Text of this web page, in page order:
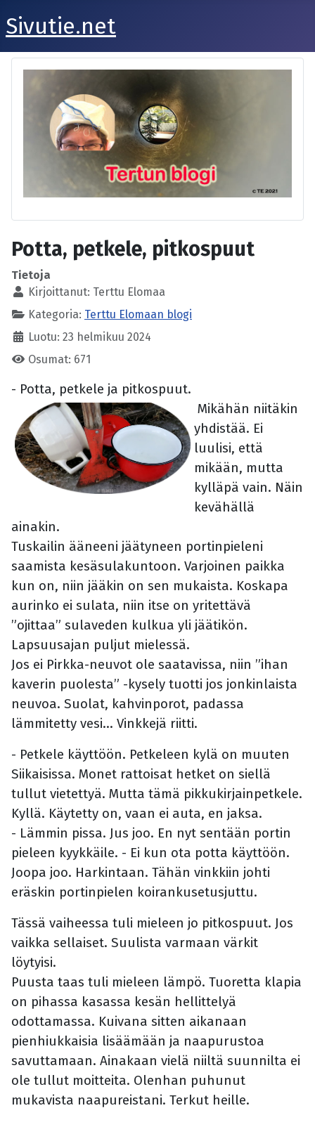
Sivutie.net
Potta, petkele, pitkospuut
Tietoja
Kirjoittanut: Terttu Elomaa
Kategoria: Terttu Elomaan blogi
Luotu: 23 helmikuu 2024
Osumat: 671
- Potta, petkele ja pitkospuut.
Mikähän niitäkin
yhdistää. Ei
luulisi, että
mikään, mutta
kylläpä vain. Näin
kevähällä
ainakin.
Tuskailin ääneeni jäätyneen portinpieleni
saamista kesäsulakuntoon. Varjoinen paikka
kun on, niin jääkin on sen mukaista. Koskapa
aurinko ei sulata, niin itse on yritettävä
”ojittaa” sulaveden kulkua yli jäätikön.
Lapsuusajan puljut mielessä.
Jos ei Pirkka-neuvot ole saatavissa, niin ”ihan
kaverin puolesta” -kysely tuotti jos jonkinlaista
neuvoa. Suolat, kahvinporot, padassa
lämmitetty vesi... Vinkkejä riitti.
- Petkele käyttöön. Petkeleen kylä on muuten
Siikaisissa. Monet rattoisat hetket on siellä
tullut vietettyä. Mutta tämä pikkukirjainpetkele.
Kyllä. Käytetty on, vaan ei auta, en jaksa.
- Lämmin pissa. Jus joo. En nyt sentään portin
pieleen kyykkäile. - Ei kun ota potta käyttöön.
Joopa joo. Harkintaan. Tähän vinkkiin johti
eräskin portinpielen koirankusetusjuttu.
Tässä vaiheessa tuli mieleen jo pitkospuut. Jos
vaikka sellaiset. Suulista varmaan värkit
löytyisi.
Puusta taas tuli mieleen lämpö. Tuoretta klapia
on pihassa kasassa kesän hellittelyä
odottamassa. Kuivana sitten aikanaan
pienhiukkaisia lisäämään ja naapurustoa
savuttamaan. Ainakaan vielä niiltä suunnilta ei
ole tullut moitteita. Olenhan puhunut
mukavista naapureistani. Terkut heille.